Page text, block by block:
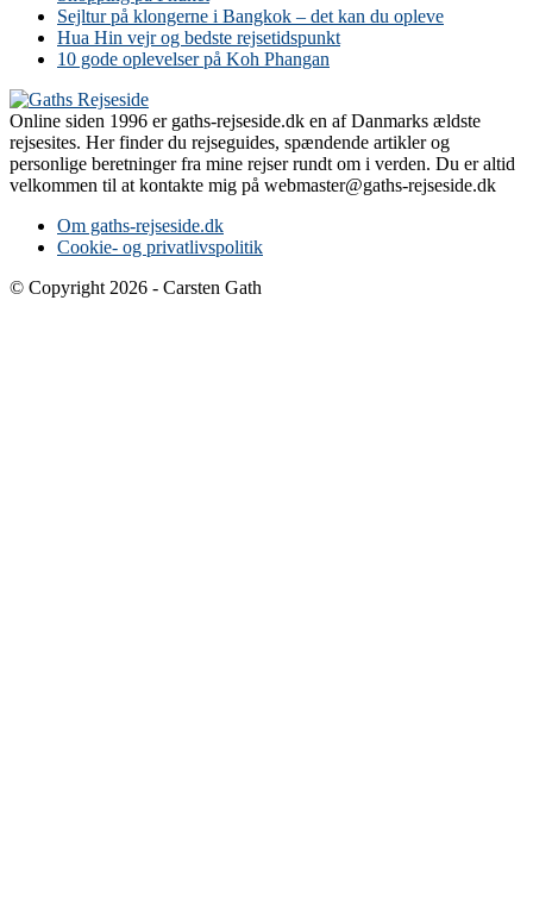
Sejltur på klongerne i Bangkok – det kan du opleve
Hua Hin vejr og bedste rejsetidspunkt
10 gode oplevelser på Koh Phangan
Online siden 1996 er gaths-rejseside.dk en af Danmarks ældste
rejsesites. Her finder du rejseguides, spændende artikler og
personlige beretninger fra mine rejser rundt om i verden. Du er altid
velkommen til at kontakte mig på webmaster@gaths-rejseside.dk
Om gaths-rejseside.dk
Cookie- og privatlivspolitik
© Copyright 2026 - Carsten Gath